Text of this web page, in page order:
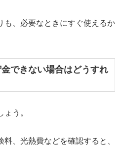
も、必要なときにすぐ使えるか
できない場合はどうすれ
う。
、光熱費などを確認すると、